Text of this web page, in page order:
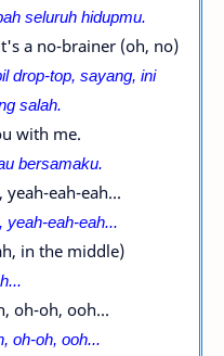
seluruh hidupmu.
a no-brainer (oh, no)
drop-top, sayang, ini
salah.
with me.
bersamaku.
yeah-eah-eah...
yeah-eah-eah...
in the middle)
oh-oh, ooh...
oh-oh, ooh...